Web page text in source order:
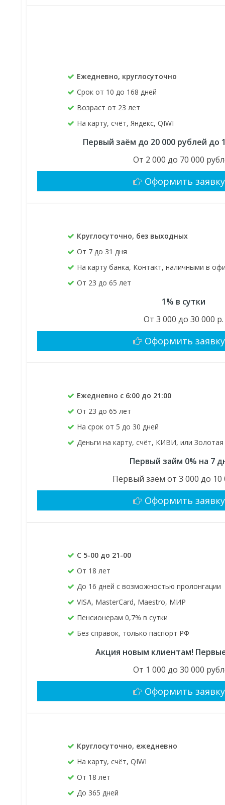
Ежедневно, круглосуточно
Срок от 10 до 168 дней
Возраст от 23 лет
На карту, счёт, Яндекс, QIWI
Первый заём до 20 000 рублей до
От 2 000 до 70 000
Оформить заявку
Круглосуточно, без выходных
От 7 до 31 дня
На карту банка, Контакт, наличными в
От 23 до 65 лет
1% в сутки
От 3 000 до 30 000 р.
Оформить заявку
Ежедневно с 6:00 до 21:00
От 23 до 65 лет
На срок от 5 до 30 дней
Деньги на карту, счёт, КИВИ, или
Первый займ 0% на 7
Первый заём от 3 000 до 10
Оформить заявку
С 5-00 до 21-00
От 18 лет
До 16 дней с возможностью пролонгации
VISA, MasterCard, Maestro, МИР
Пенсионерам 0,7% в сутки
Без справок, только паспорт РФ
Акция новым клиентам!
От 1 000 до 30 000
Оформить заявку
Круглосуточно, ежедневно
На карту, счёт, QIWI
От 18 лет
До 365 дней